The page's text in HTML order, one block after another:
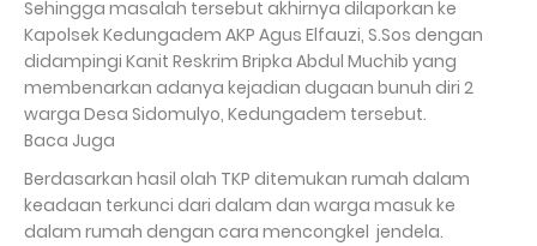
Sehingga masalah tersebut akhirnya dilaporkan ke
Kapolsek Kedungadem AKP Agus Elfauzi, S.Sos dengan
didampingi Kanit Reskrim Bripka Abdul Muchib yang
membenarkan adanya kejadian dugaan bunuh diri 2
warga Desa Sidomulyo, Kedungadem tersebut.
Baca Juga
Berdasarkan hasil olah TKP ditemukan rumah dalam
keadaan terkunci dari dalam dan warga masuk ke
dalam rumah dengan cara mencongkel jendela.